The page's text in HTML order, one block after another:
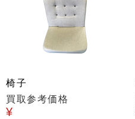
椅子
買取参考価格
¥